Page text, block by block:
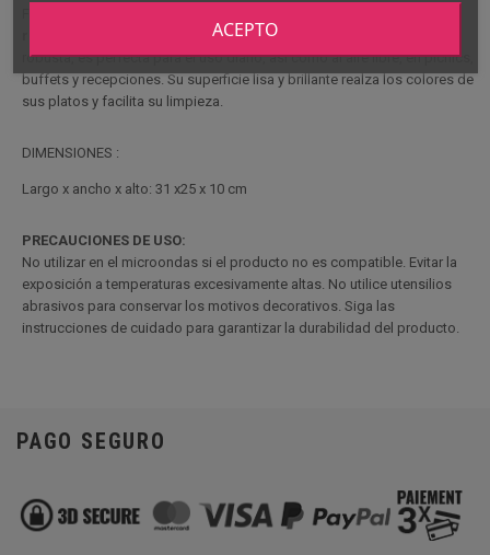
ACEPTO
resistente a los golpes, los arañazos y el desgaste
robusta, es perfecta para el uso diario, así como al aire libre, en picnics,
buffets y recepciones. Su superficie lisa y brillante realza los colores de
sus platos y facilita su limpieza.
DIMENSIONES :
Largo x ancho x alto: 31 x25 x 10 cm
PRECAUCIONES DE USO:
No utilizar en el microondas si el producto no es compatible. Evitar la
exposición a temperaturas excesivamente altas. No utilice utensilios
abrasivos para conservar los motivos decorativos. Siga las
instrucciones de cuidado para garantizar la durabilidad del producto.
PAGO SEGURO